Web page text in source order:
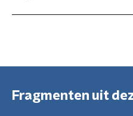
Fragmenten uit